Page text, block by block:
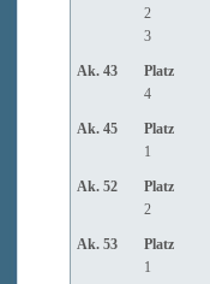
2
3
Ak. 43 Platz
4
Ak. 45 Platz
1
Ak. 52 Platz
2
Ak. 53 Platz
1